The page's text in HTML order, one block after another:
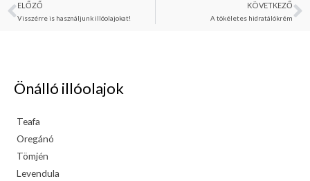
Előző
ELŐZŐ
Visszérre is használjunk illóolajokat!
KÖVETKEZŐ
A tökéletes hidratálókrém
Önálló illóolajok
Teafa
Oregánó
Tömjén
Levendula